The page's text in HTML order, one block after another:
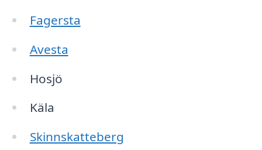
Fagersta
Avesta
Hosjö
Käla
Skinnskatteberg